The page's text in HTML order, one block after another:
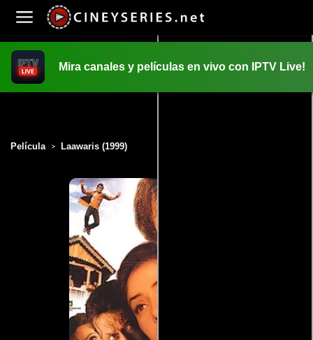
Mira canales y películas en vivo con IPTV Live!
Película > Laawaris (1999)